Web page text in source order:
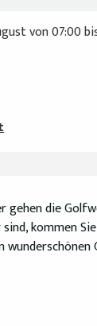
von 07:00
gehen die
kommen